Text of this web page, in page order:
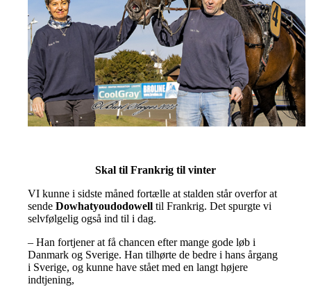
Skal til Frankrig til vinter
VI kunne i sidste måned fortælle at stalden står overfor at
sendeDowhatyoudodowelltil Frankrig. Det spurgte vi
selvfølgelig også ind til i dag.
– Han fortjener at få chancen efter mange gode løb i
Danmark og Sverige. Han tilhørte de bedre i hans årgang
i Sverige, og kunne have stået med en langt højere
indtjening,